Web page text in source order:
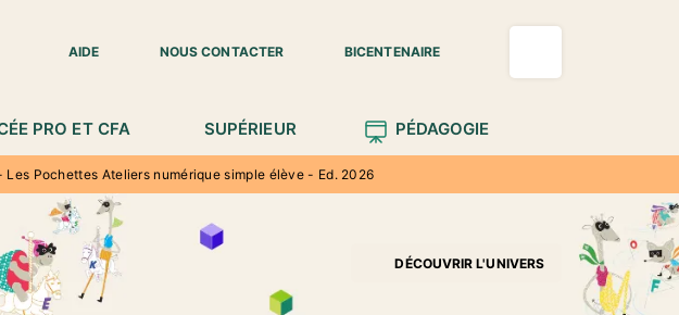
AIDE
NOUS CONTACTER BICENTENAIRE
PRO ET CFA SUPÉRIEUR PÉDAGOGIE
Pochettes Ateliers numérique simple élève - Ed. 2026
DÉCOUVRIR L'UNIVERS